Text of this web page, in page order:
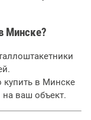
Минске?
в Минске
на ваш объект.